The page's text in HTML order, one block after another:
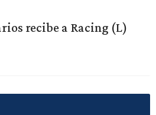
recibe a Racing (L)